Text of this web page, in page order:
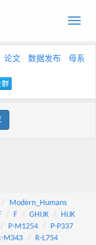
Toggle
论文 数据发布
母系
Modern_Humans
F GHIJK
HIJK
P-M1254
P-P337
M343
R-L754